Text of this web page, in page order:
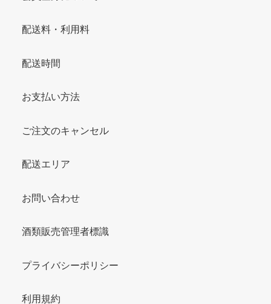
配送料・利用料
配送時間
お支払い方法
ご注文のキャンセル
配送エリア
お問い合わせ
酒類販売管理者標識
プライバシーポリシー
利用規約